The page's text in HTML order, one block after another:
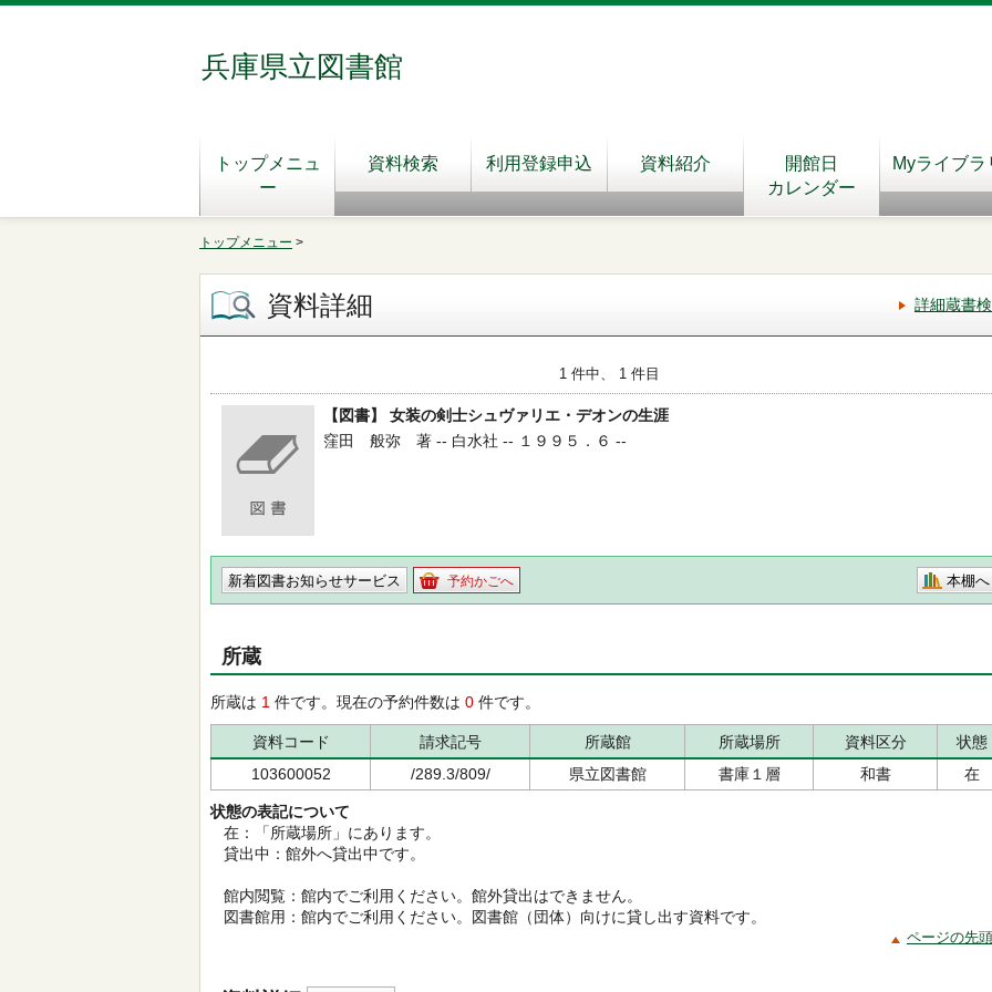
兵庫県立図書館
トップメニュ
ー
資料検索 利用登録申込 資料紹介
開館日
カレンダー
Myライブラ
トップメニュー >
資料詳細 詳細蔵書
1 件中、 1 件目
【図書】 女装の剣士シュヴァリエ・デオンの生涯
窪田 般弥 著 -- 白水社 -- １９９５．６ --
新着図書お知らせサービス 予約かごへ 本棚へ
所蔵
所蔵は 1 件です。現在の予約件数は 0 件です。
資料コード 請求記号 所蔵館 所蔵場所 資料区分
状態
103600052
/289.3/809/ 県立図書館 書庫１層 和書 在
状態の表記について
在：「所蔵場所」にあります。
貸出中：館外へ貸出中です。
館内閲覧：館内でご利用ください。館外貸出はできません。
図書館用：館内でご利用ください。図書館（団体）向けに貸し出す資料です。
ページの先